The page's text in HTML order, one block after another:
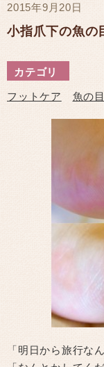
2015年9月20日
小指爪下の魚の
カテゴリ
フットケア 魚の
「明日から旅行な